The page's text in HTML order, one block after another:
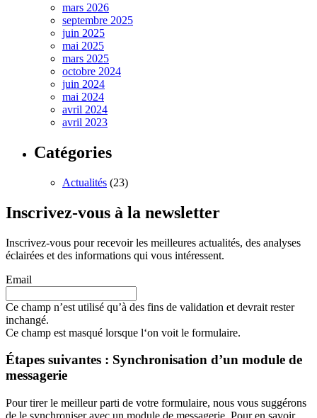
mars 2026
septembre 2025
juin 2025
mai 2025
mars 2025
octobre 2024
juin 2024
mai 2024
avril 2024
avril 2023
Catégories
Actualités (23)
Inscrivez-vous à la newsletter
Inscrivez-vous pour recevoir les meilleures actualités, des analyses
éclairées et des informations qui vous intéressent.
Email
Ce champ n’est utilisé qu’à des fins de validation et devrait rester
inchangé.
Ce champ est masqué lorsque l‘on voit le formulaire.
Étapes suivantes : Synchronisation d’un module de
messagerie
Pour tirer le meilleur parti de votre formulaire, nous vous suggérons
de le synchroniser avec un module de messagerie. Pour en savoir